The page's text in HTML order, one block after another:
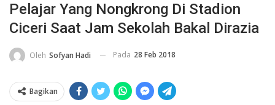
Pelajar Yang Nongkrong Di Stadion
Ciceri Saat Jam Sekolah Bakal Dirazia
Oleh Sofyan Hadi Pada 28 Feb 2018
Bagikan